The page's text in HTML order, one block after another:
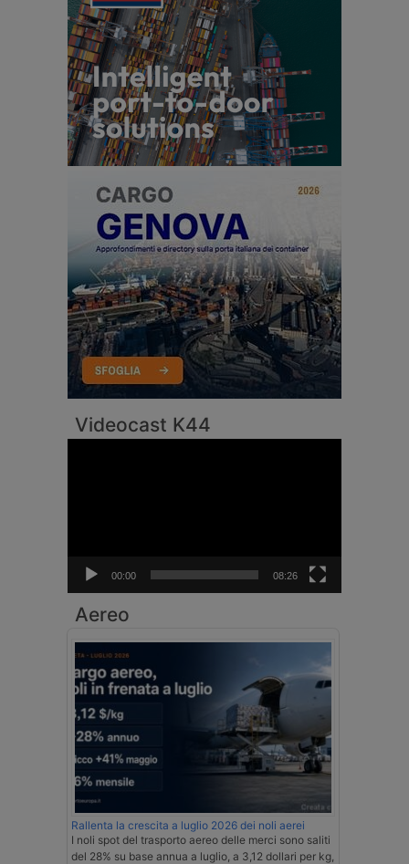
Videocast K44
00:00 08:26
Aereo
Rallenta la crescita a luglio 2026 dei noli aerei
I noli spot del trasporto aereo delle merci sono saliti
del 28% su base annua a luglio, a 3,12 dollari per kg,